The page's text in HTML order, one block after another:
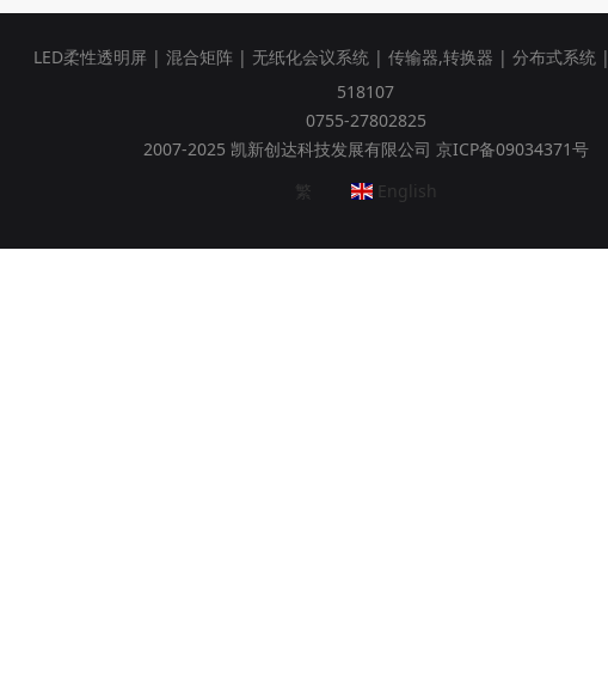
LED柔性透明屏 | 混合矩阵| 无纸化会议系统| 传输器,转换器 | 分布式系统|
518107
0755-27802825
2007-2025 凯新创达科技发展有限公司 京ICP备09034371号
繁
English